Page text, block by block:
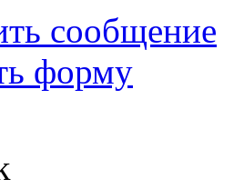
сообщение
форму